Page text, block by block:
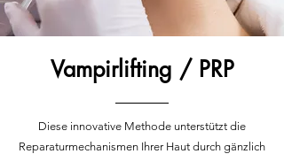
Vampirlifting / PRP
Diese innovative Methode unterstützt die
Reparaturmechanismen Ihrer Haut durch gänzlich